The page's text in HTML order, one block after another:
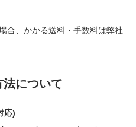
合、かかる送料・手数料は弊社
法について
応)